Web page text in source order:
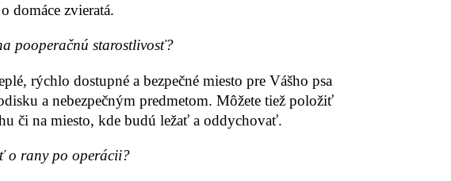
domáce zvieratá.
pooperačnú starostlivosť?
rýchlo dostupné a bezpečné miesto pre Vášho psa
a nebezpečným predmetom. Môžete tiež položiť
či na miesto, kde budú ležať a oddychovať.
o rany po operácii?